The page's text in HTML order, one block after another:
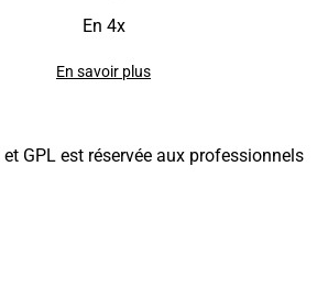
En 4x
En savoir plus
GPL est réservée aux professionnels